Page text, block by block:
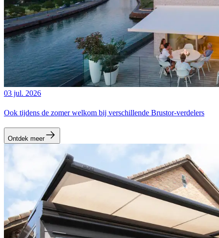
03 jul. 2026
Ook tijdens de zomer welkom bij verschillende Brustor-verdelers
Ontdek meer